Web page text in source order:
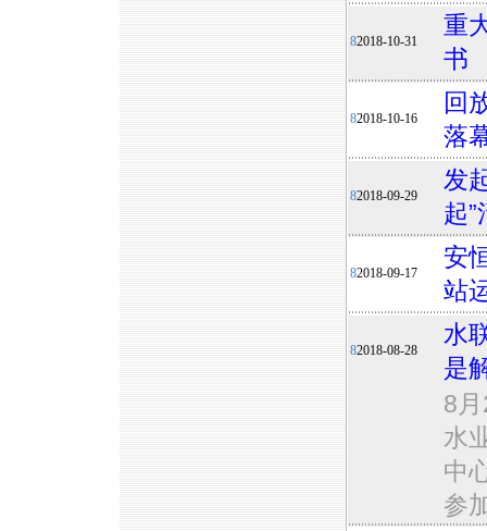
82018-10-31
重
书
82018-10-16
回
落
82018-09-29
发
起
82018-09-17
安
站
82018-08-28
水
是
8
水
中
参